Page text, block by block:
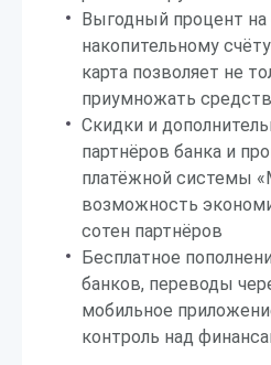
Выгодный процент на
накопительному
карта позволяет не
приумножать
Скидки и
партнёров банка и
платёжной системы
возможность
сотен партнёров
Бесплатное
банков, переводы
мобильное
контроль над